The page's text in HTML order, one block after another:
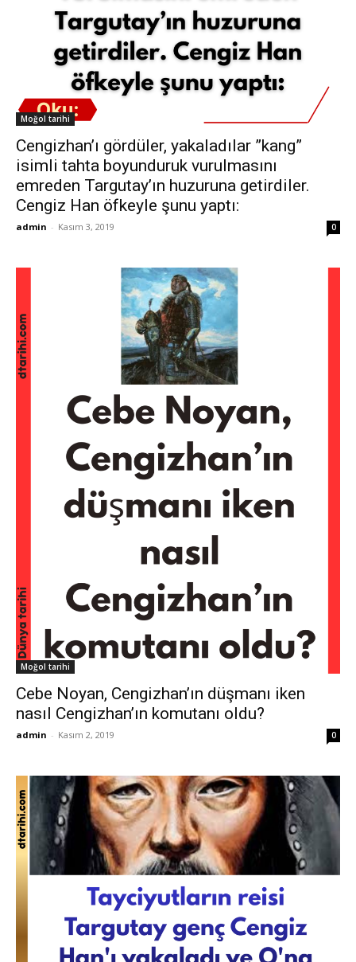
Moğol tarihi
Cengizhan’ı gördüler, yakaladılar ”kang”
isimli tahta boyunduruk vurulmasını
emreden Targutay’ın huzuruna getirdiler.
Cengiz Han öfkeyle şunu yaptı:
admin - Kasım 3, 2019 0
Moğol tarihi
Cebe Noyan, Cengizhan’ın düşmanı iken
nasıl Cengizhan’ın komutanı oldu?
admin - Kasım 2, 2019 0